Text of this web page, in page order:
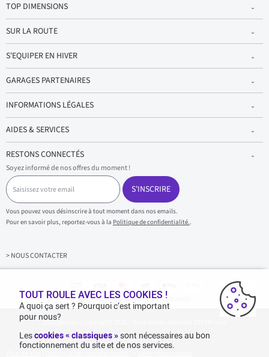
TOP DIMENSIONS
SUR LA ROUTE
S'EQUIPER EN HIVER
GARAGES PARTENAIRES
INFORMATIONS LÉGALES
AIDES & SERVICES
RESTONS CONNECTÉS
Soyez informé de nos offres du moment !
S
a
i
s
i
s
z
v
S'INSCRIRE
Vous pouvez vous désinscrire à tout moment dans nos emails.
Pour en savoir plus, reportez-vous à la Politique de confidentialité..
> NOUS CONTACTER
Achats & paiements 100% sécurisés
1001pneus - Copyright 2026 - Tous droits réservés 1001Pneus
TOUT ROULE AVEC LES COOKIES !
A quoi ça sert ? Pourquoi c’est important
pour nous?
Lescookies « classiques »sont nécessaires au bon
fonctionnement du site et de nos services.